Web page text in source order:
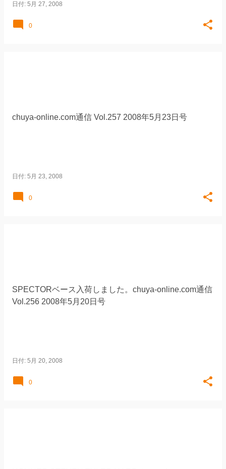
日付: 5月 27, 2008
0
chuya-online.com通信 Vol.257 2008年5月23日号
日付: 5月 23, 2008
0
SPECTORベース入荷しました。chuya-online.com通信
Vol.256 2008年5月20日号
日付: 5月 20, 2008
0